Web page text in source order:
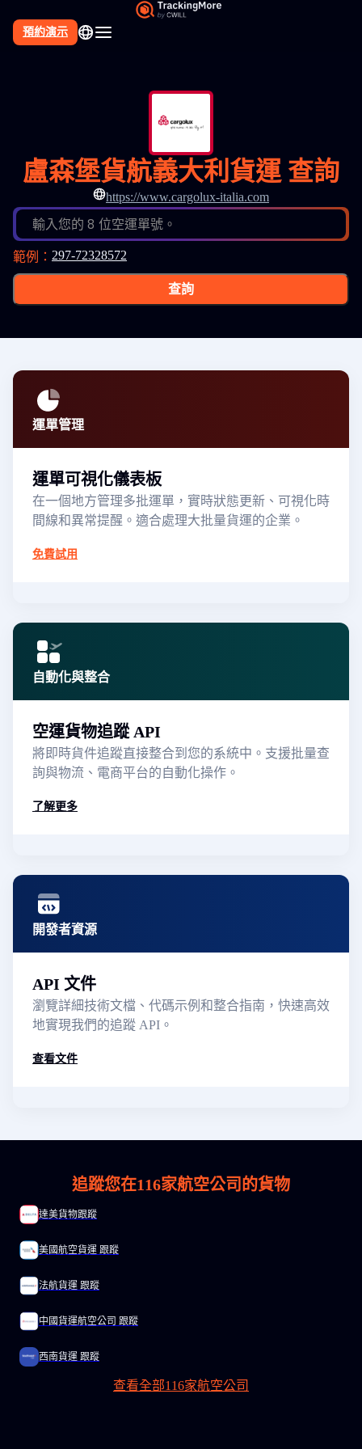
預約演示
盧森堡貨航義大利貨運 查詢
https://www.cargolux-italia.com
輸入您的 8 位空運單號。
範例 ： 297-72328572
查詢
運單管理
運單可視化儀表板
在一個地方管理多批運單，實時狀態更新、可視化時
間線和異常提醒。適合處理大批量貨運的企業。
免費試用
自動化與整合
空運貨物追蹤 API
將即時貨件追蹤直接整合到您的系統中。支援批量查
詢與物流、電商平台的自動化操作。
了解更多
開發者資源
API 文件
瀏覽詳細技術文檔、代碼示例和整合指南，快速高效
地實現我們的追蹤 API。
查看文件
追蹤您在116家航空公司的貨物
達美貨物跟蹤
美國航空貨運 跟蹤
法航貨運 跟蹤
中國貨運航空公司 跟蹤
西南貨運 跟蹤
查看全部116家航空公司